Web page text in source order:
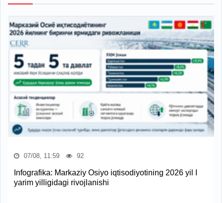
07/08, 11:59 92
Infografika: Markaziy Osiyo iqtisodiyotining 2026 yil I
yarim yilligidagi rivojlanishi